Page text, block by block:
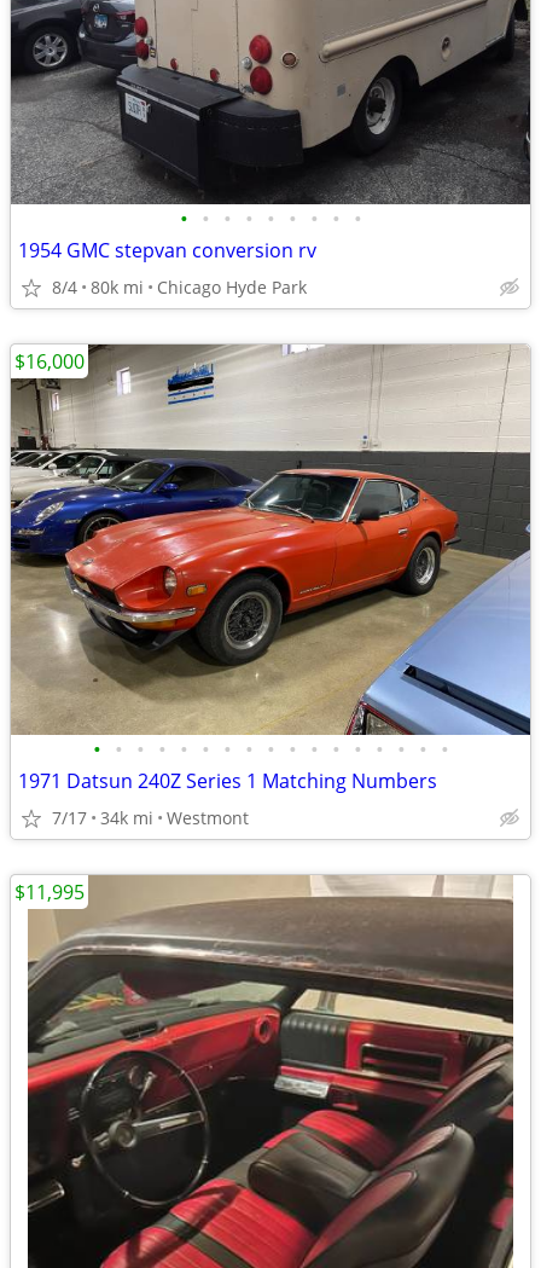
• • • • • • • • •
1954 GMC stepvan conversion rv
8/4 80k mi Chicago Hyde Park
• • • • • • • • • • • • • • • • •
1971 Datsun 240Z Series 1 Matching Numbers
7/17 34k mi Westmont
$16,000
$11,995